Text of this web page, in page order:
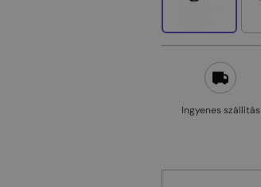
Ingyenes szállítás